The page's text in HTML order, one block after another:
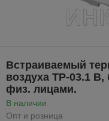
Встраиваемый
воздуха ТР-03.1
физ. лицами.
В наличии
Опт и розница